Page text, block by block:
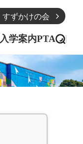
すずかけの会
入学案内PTA